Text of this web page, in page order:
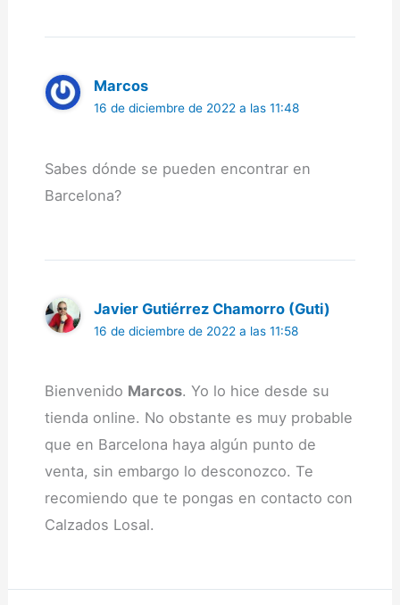
Marcos
16 de diciembre de 2022 a las 11:48
Sabes dónde se pueden encontrar en
Barcelona?
Javier Gutiérrez Chamorro (Guti)
16 de diciembre de 2022 a las 11:58
Bienvenido Marcos. Yo lo hice desde su
tienda online. No obstante es muy probable
que en Barcelona haya algún punto de
venta, sin embargo lo desconozco. Te
recomiendo que te pongas en contacto con
Calzados Losal.